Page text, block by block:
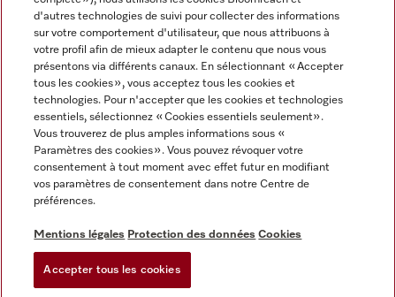
Informations légales
CGV
Conditions d’utilisation
Déclaration d'accessibilité
Digital Services Act
Miele sur Instagram
Miele sur Youtube
d'autres technologies de suivi pour collecter des informations
sur votre comportement d'utilisateur, que nous attribuons à
votre profil afin de mieux adapter le contenu que nous vous
présentons via différents canaux. En sélectionnant « Accepter
tous les cookies », vous acceptez tous les cookies et
technologies. Pour n'accepter que les cookies et technologies
essentiels, sélectionnez « Cookies essentiels seulement».
Vous trouverez de plus amples informations sous «
Paramètres des cookies ». Vous pouvez révoquer votre
consentement à tout moment avec effet futur en modifiant
vos paramètres de consentement dans notre Centre de
préférences.
Mentions légales Protection des données Cookies
Accepter tous les cookies